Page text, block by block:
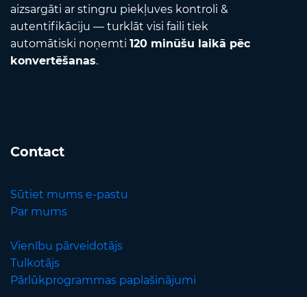
aizsargāti ar stingru piekļuves kontroli &
autentifikāciju — turklāt visi faili tiek
automātiski noņemti 120 minūšu laikā pēc
konvertēšanas.
Contact
Sūtiet mums e-pastu
Par mums
Vienību pārveidotājs
Tulkotājs
Pārlūkprogrammas paplašinājumi